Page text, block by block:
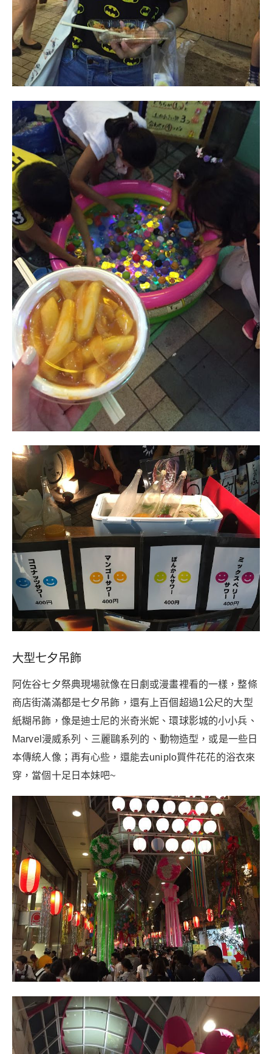
大型七夕吊飾
阿佐谷七夕祭典現場就像在日劇或漫畫裡看的一樣，整條
商店街滿滿都是七夕吊飾，還有上百個超過1公尺的大型
紙糊吊飾，像是迪士尼的米奇米妮、環球影城的小小兵、
Marvel漫威系列、三麗鷗系列的、動物造型，或是一些日
本傳統人像；再有心些，還能去uniplo買件花花的浴衣來
穿，當個十足日本妹吧~